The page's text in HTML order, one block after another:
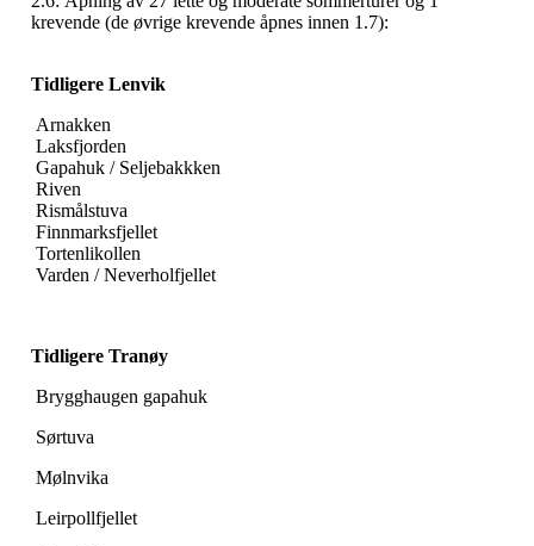
krevende (de øvrige krevende åpnes innen 1.7):
Tidligere Lenvik
Arnakken
Laksfjorden
Gapahuk / Seljebakkken
Riven
Rismålstuva
Finnmarksfjellet
Tortenlikollen
Varden / Neverholfjellet
Tidligere Tranøy
Brygghaugen gapahuk
Sørtuva
Mølnvika
Leirpollfjellet